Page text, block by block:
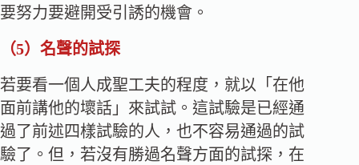
要努力要避開受引誘的機會。
（5） 名聲的試探
若要看一個人成聖工夫的程度，就以「在他
面前講他的壞話」來試試。這試驗是已經通
過了前述四樣試驗的人，也不容易通過的試
驗了。但，若沒有勝過名聲方面的試探，在